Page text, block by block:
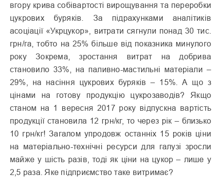
вгору крива собівартості вирощування та переробки
цукрових буряків. За підрахунками аналітиків
асоціації «Укрцукор», витрати сягнули понад 30 тис.
грн/га, тобто на 25% більше від показника минулого
року Зокрема, зростання витрат на добрива
становило 33%, на паливно-мастильні матеріали –
29%, на насіння цукрових буряків – 15%. А що з
цінами на готову продукцію цукрозаводів? Якщо
станом на 1 вересня 2017 року відпускна вартість
продукції становила 12 грн/кг, то через рік – близько
10 грн/кг! Загалом упродовж останніх 15 років ціни
на матеріально-технічні ресурси для галузі зросли
майже у шість разів, тоді як ціни на цукор – лише у
2,5 раза. Яке підприємство таке витримає?